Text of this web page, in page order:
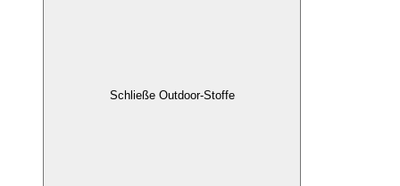
Schließe Outdoor-Stoffe